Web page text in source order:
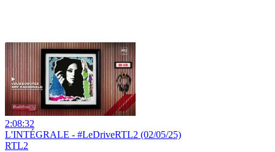
2:08:32
L'INTÉGRALE - #LeDriveRTL2 (02/05/25)
RTL2